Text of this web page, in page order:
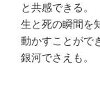
と共感できる。
生と死の瞬間を
動かすことがで
銀河でさえも。